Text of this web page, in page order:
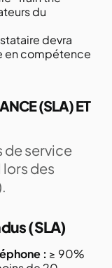
du
devra
en compétence
(SLA) ET
de service
des
(SLA)
: ≥ 90%